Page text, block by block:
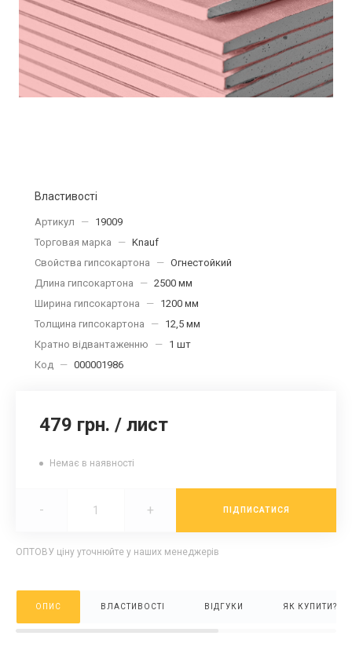
Властивості
Артикул — 19009
Торговая марка
— Knauf
Свойства гипсокартона
— Огнестойкий
Длина гипсокартона
— 2500 мм
Ширина гипсокартона
— 1200 мм
Толщина гипсокартона
— 12,5 мм
Кратно відвантаженню
— 1 шт
Код — 000001986
479 грн. / лист
Немає в наявності
- + ПІДПИСАТИСЯ
ОПТОВУ ціну уточнюйте у наших менеджерів
ОПИС ВЛАСТИВОСТІ ВІДГУКИ ЯК КУПИТИ?